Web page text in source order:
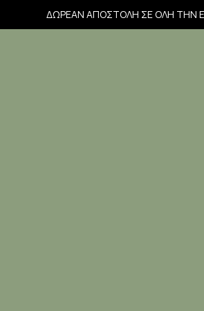
ΔΩΡΕΑΝ ΑΠΟΣΤΟΛΗ ΣΕ ΟΛΗ ΤΗΝ